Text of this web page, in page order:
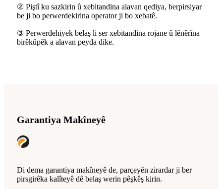
② Piştî ku sazkirin û xebitandina alavan qediya, berpirsiyar
be ji bo perwerdekirina operator ji bo xebatê.
③ Perwerdehiyek belaş li ser xebitandina rojane û lênêrîna
birêkûpêk a alavan peyda dike.
Garantiya Makîneyê
Di dema garantiya makîneyê de, parçeyên zirardar ji ber
pirsgirêka kalîteyê dê belaş werin pêşkêş kirin.